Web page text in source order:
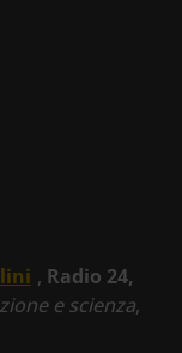
, Radio 24,
e scienza,